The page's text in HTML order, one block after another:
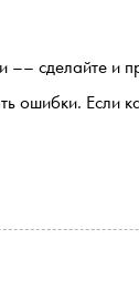
сделайте и
ошибки. Если